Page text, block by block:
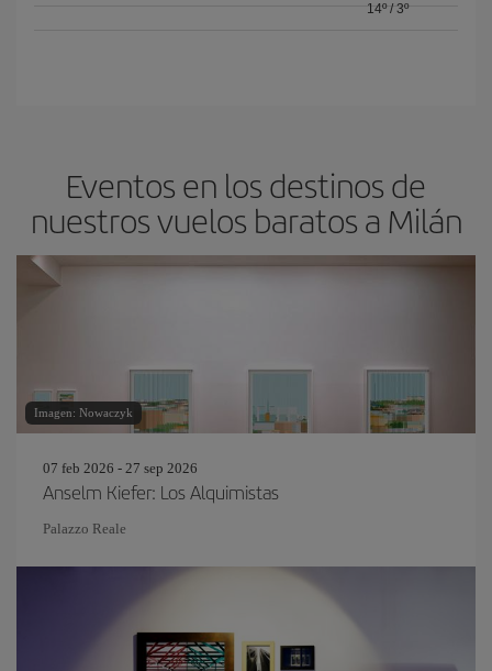
14º/ 3º
Eventos en los destinos de
nuestros vuelos baratos a Milán
Imagen: Nowaczyk
07 feb 2026 - 27 sep 2026
Anselm Kiefer: Los Alquimistas
Palazzo Reale